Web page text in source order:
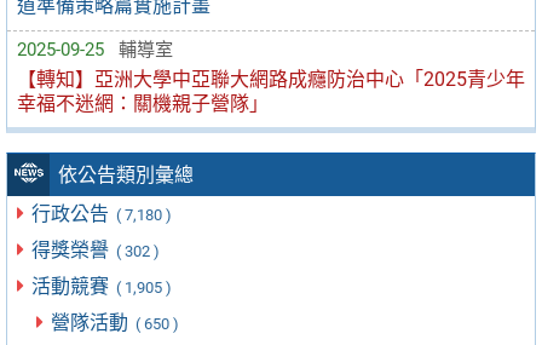
道準備策略篇實施計畫
2025-09-25 輔導室
【轉知】亞洲大學中亞聯大網路成癮防治中心「2025青少年
幸福不迷網：關機親子營隊」
依公告類別彙總
行政公告 ( 7,180 )
得獎榮譽 ( 302 )
活動競賽 ( 1,905 )
營隊活動 ( 650 )